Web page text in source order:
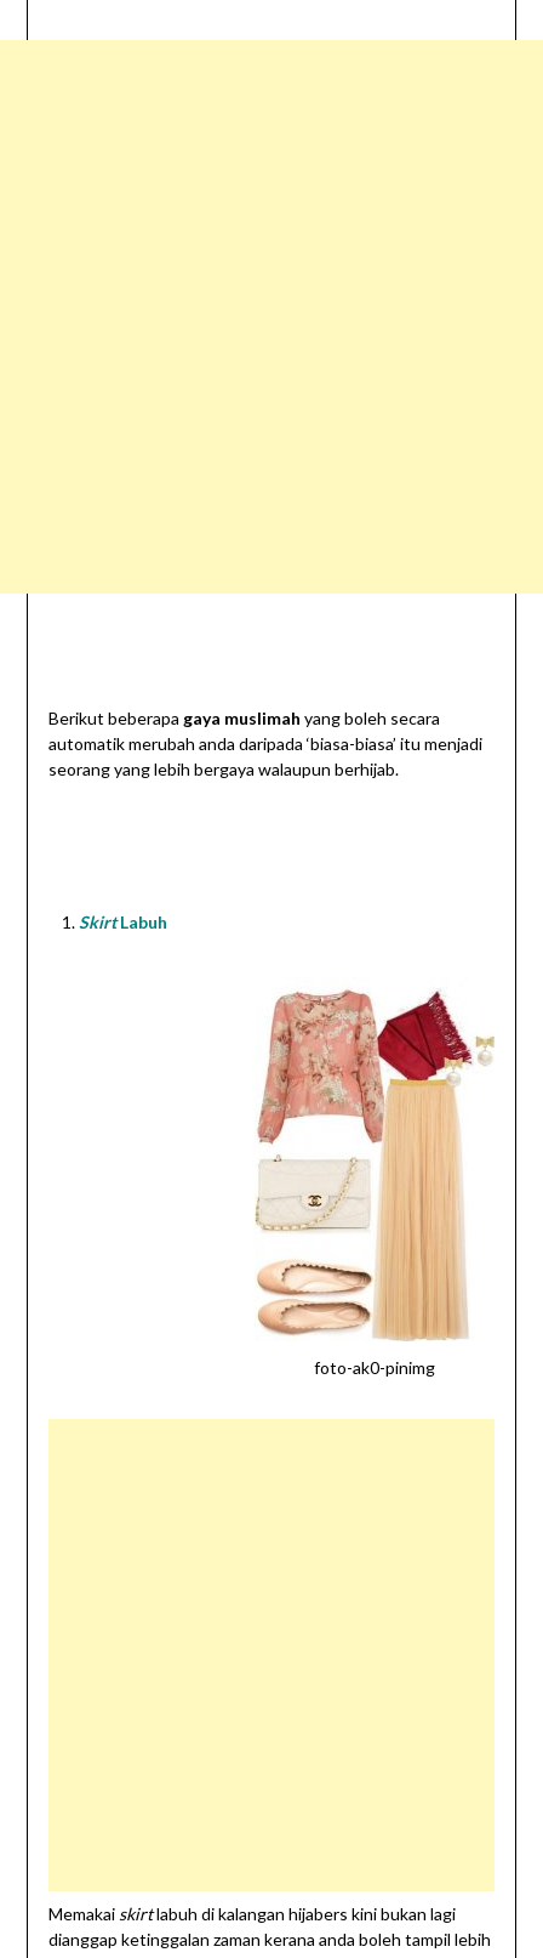
Berikut beberapa gaya muslimah yang boleh secara
automatik merubah anda daripada ‘biasa-biasa’ itu menjadi
seorang yang lebih bergaya walaupun berhijab.
SkirtLabuh
foto-ak0-pinimg
Memakai skirtlabuh di kalangan hijabers kini bukan lagi
dianggap ketinggalan zaman kerana anda boleh tampil lebih